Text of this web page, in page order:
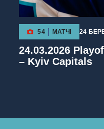
54 МАТЧІ 24
24.03.2026
– Kyiv Capitals